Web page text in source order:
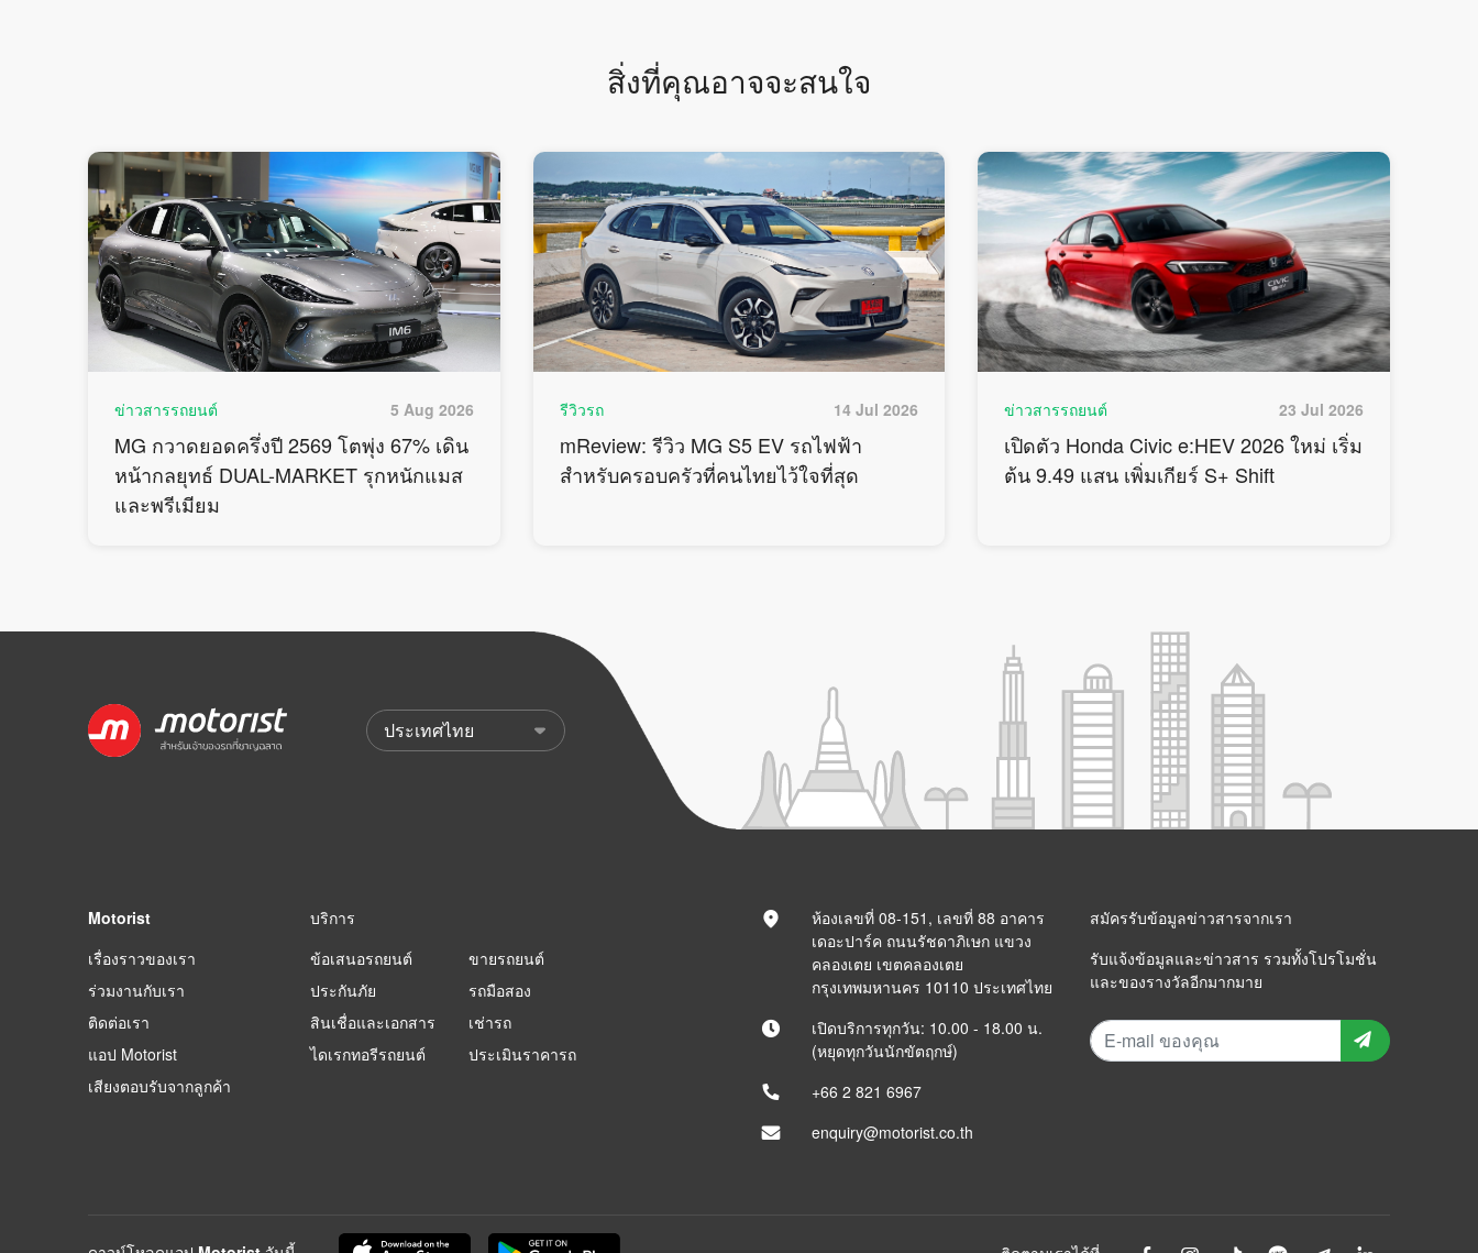
สิ่งที่คุณอาจจะสนใจ
ข่าวสารรถยนต์ 5 Aug 2026
MG กวาดยอดครึ่งปี 2569 โตพุ่ง 67% เดิน
หน้ากลยุทธ์ DUAL-MARKET รุกหนักแมส
และพรีเมียม
รีวิวรถ 14 Jul 2026
mReview: รีวิว MG S5 EV รถไฟฟ้า
สำหรับครอบครัวที่คนไทยไว้ใจที่สุด
ข่าวสารรถยนต์ 23 Jul 2026
เปิดตัว Honda Civic e:HEV 2026 ใหม่ เริ่ม
ต้น 9.49 แสน เพิ่มเกียร์ S+ Shift
Motorist
เรื่องราวของเรา
ร่วมงานกับเรา
ติดต่อเรา
แอป Motorist
เสียงตอบรับจากลูกค้า
บริการ
ข้อเสนอรถยนต์
ประกันภัย
สินเชื่อและเอกสาร
ไดเรกทอรีรถยนต์
ขายรถยนต์
รถมือสอง
เช่ารถ
ประเมินราคารถ
ห้องเลขที่ 08-151, เลขที่ 88 อาคาร
เดอะปาร์ค ถนนรัชดาภิเษก แขวง
คลองเตย เขตคลองเตย
กรุงเทพมหานคร 10110 ประเทศไทย
เปิดบริการทุกวัน: 10.00 - 18.00 น.
(หยุดทุกวันนักขัตฤกษ์)
+66 2 821 6967
enquiry@motorist.co.th
สมัครรับข้อมูลข่าวสารจากเรา
รับแจ้งข้อมูลและข่าวสาร รวมทั้งโปรโมชั่น
และของรางวัลอีกมากมาย